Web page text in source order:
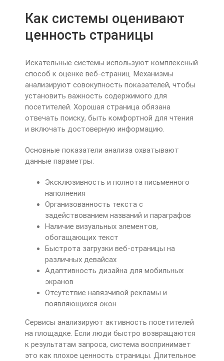
Как системы оценивают
ценность страницы
Искательные системы используют комплексный
способ к оценке веб-страниц. Механизмы
анализируют совокупность показателей, чтобы
установить важность содержимого для
посетителей. Хорошая страница обязана
отвечать поиску, быть комфортной для чтения
и включать достоверную информацию.
Основные показатели анализа охватывают
данные параметры:
Эксклюзивность и полнота письменного
наполнения
Организованность текста с
задействованием названий и параграфов
Наличие визуальных элементов,
обогащающих текст
Быстрота загрузки веб-страницы на
различных девайсах
Адаптивность дизайна для мобильных
экранов
Отсутствие навязчивой рекламы и
появляющихся окон
Сервисы анализируют активность посетителей
на площадке. Если люди быстро возвращаются
к результатам запроса, система воспринимает
это как плохое ценность страницы. Длительное